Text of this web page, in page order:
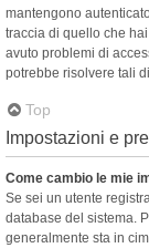
mantengono
traccia di quello che
avuto problemi di
potrebbe risolvere tali
Top
Impostazioni e
Come cambio le mie
Se sei un utente
database del sistema.
generalmente sta in